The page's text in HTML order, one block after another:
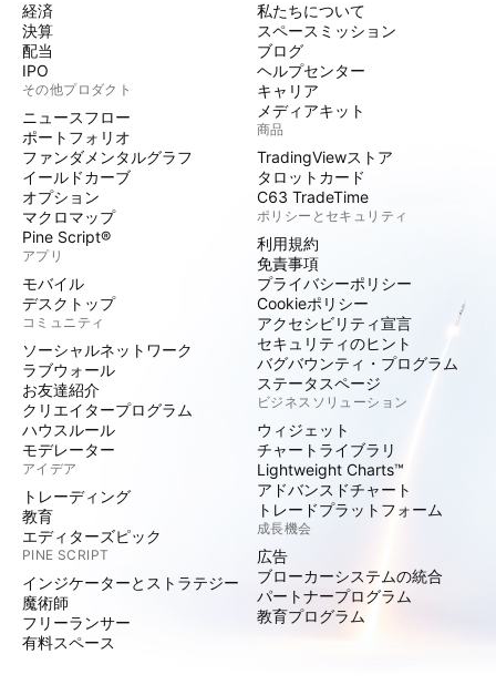
経済
決算
配当
IPO
その他プロダクト
ニュースフロー
ポートフォリオ
ファンダメンタルグラフ
イールドカーブ
オプション
マクロマップ
Pine Script®
アプリ
モバイル
デスクトップ
コミュニティ
ソーシャルネットワーク
ラブウォール
お友達紹介
クリエイタープログラム
ハウスルール
モデレーター
アイデア
トレーディング
教育
エディターズピック
PINE SCRIPT
インジケーターとストラテジー
魔術師
フリーランサー
有料スペース
私たちについて
スペースミッション
ブログ
ヘルプセンター
キャリア
メディアキット
商品
TradingViewストア
タロットカード
C63 TradeTime
ポリシーとセキュリティ
利用規約
免責事項
プライバシーポリシー
Cookieポリシー
アクセシビリティ宣言
セキュリティのヒント
バグバウンティ・プログラム
ステータスページ
ビジネスソリューション
ウィジェット
チャートライブラリ
Lightweight Charts™
アドバンスドチャート
トレードプラットフォーム
成長機会
広告
ブローカーシステムの統合
パートナープログラム
教育プログラム